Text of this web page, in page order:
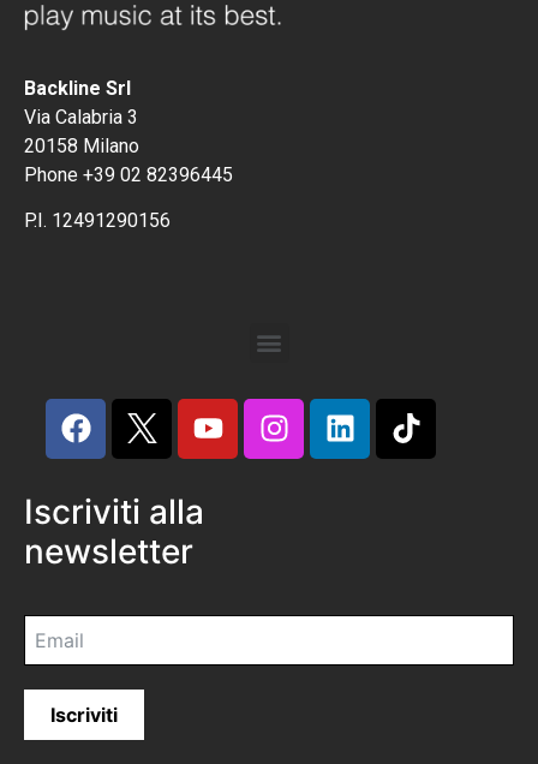
Backline Srl
Via Calabria 3
20158 Milano
Phone +39 02 82396445
P.I. 12491290156
Iscriviti alla
newsletter
Iscriviti